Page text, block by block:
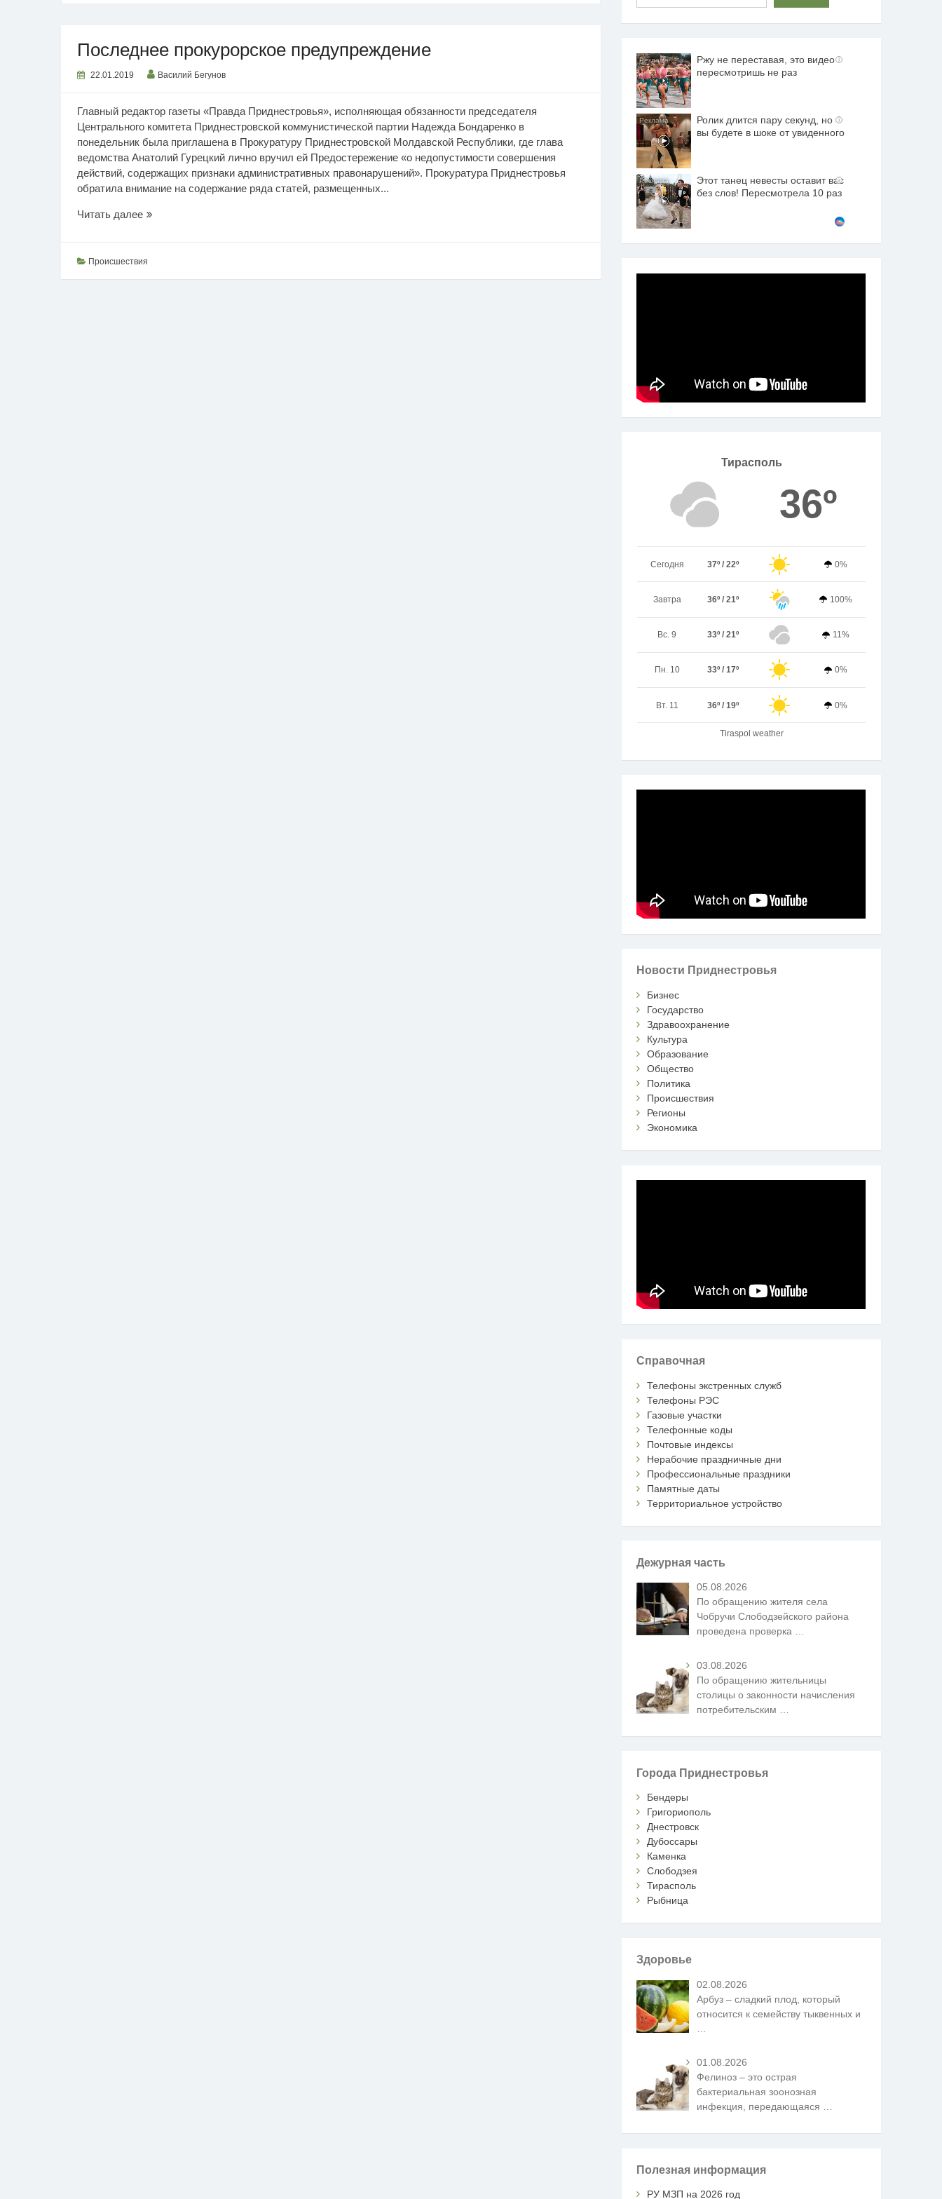
Последнее прокурорское предупреждение
22.01.2019 Василий Бегунов
Главный редактор газеты «Правда Приднестровья», исполняющая обязанности председателя
Центрального комитета Приднестровской коммунистической партии Надежда Бондаренко в
понедельник была приглашена в Прокуратуру Приднестровской Молдавской Республики, где глава
ведомства Анатолий Гурецкий лично вручил ей Предостережение «о недопустимости совершения
действий, содержащих признаки административных правонарушений». Прокуратура Приднестровья
обратила внимание на содержание ряда статей, размещенных...
Читать далееПоследнее
Происшествия
i
Ржу не переставая, это видео
пересмотришь не раз
i
Ролик длится пару секунд, но
вы будете в шоке от увиденного
i
Этот танец невесты оставит вас
без слов! Пересмотрела 10 раз
Тирасполь
36º
Сегодня 37º / 22º 0%
Завтра 36º / 21º 100%
Вс. 9 33º / 21º 11%
Пн. 10 33º / 17º 0%
Вт. 11 36º / 19º 0%
Tiraspol weather
Новости Приднестровья
Бизнес
Государство
Здравоохранение
Культура
Образование
Общество
Политика
Происшествия
Регионы
Экономика
Справочная
Телефоны экстренных служб
Телефоны РЭС
Газовые участки
Телефонные коды
Почтовые индексы
Нерабочие праздничные дни
Профессиональные праздники
Памятные даты
Территориальное устройство
Дежурная часть
05.08.2026
По обращению жителя села
Чобручи Слободзейского района
проведена проверка …
03.08.2026
По обращению жительницы
столицы о законности начисления
потребительским
Города Приднестровья
Бендеры
Григориополь
Днестровск
Дубоссары
Каменка
Слободзея
Тирасполь
Рыбница
Здоровье
02.08.2026
Арбуз – сладкий плод, который
относится к семейству тыквенных и
01.08.2026
Фелиноз – это острая
бактериальная зоонозная
инфекция, передающаяся
Полезная информация
РУ МЗП на 2026 год